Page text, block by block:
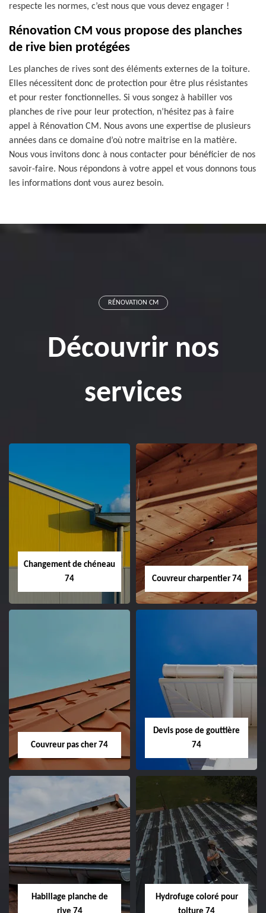
respecte les normes, c’est nous que vous devez engager !
Rénovation CM vous propose des planches
de rive bien protégées
Les planches de rives sont des éléments externes de la toiture.
Elles nécessitent donc de protection pour être plus résistantes
et pour rester fonctionnelles. Si vous songez à habiller vos
planches de rive pour leur protection, n’hésitez pas à faire
appel à Rénovation CM. Nous avons une expertise de plusieurs
années dans ce domaine d’où notre maitrise en la matière.
Nous vous invitons donc à nous contacter pour bénéficier de nos
savoir-faire. Nous répondons à votre appel et vous donnons tous
les informations dont vous aurez besoin.
RÉNOVATION CM
Découvrir nos
services
Changement de chéneau
74
Couvreur charpentier 74
Couvreur pas cher 74
Devis pose de gouttière
74
Habillage planche de
Hydrofuge coloré pour